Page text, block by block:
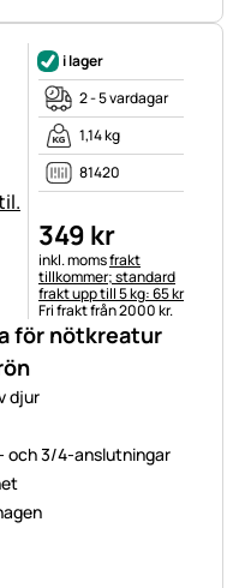
för nötkreatur
djur
och 3/4-anslutningar
i lager
2 - 5 vardagar
1,14 kg
81420
349 kr
Skatteinformation:
inkl. momsfrakt
tillkommer; standard
frakt upp till 5 kg: 65 kr
Fri frakt från 2000 kr.